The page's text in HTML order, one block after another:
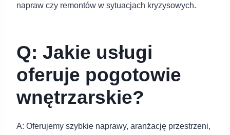
napraw czy remontów w sytuacjach kryzysowych.
Q: Jakie usługi
oferuje pogotowie
wnętrzarskie?
A: Oferujemy szybkie naprawy, aranżację przestrzeni,